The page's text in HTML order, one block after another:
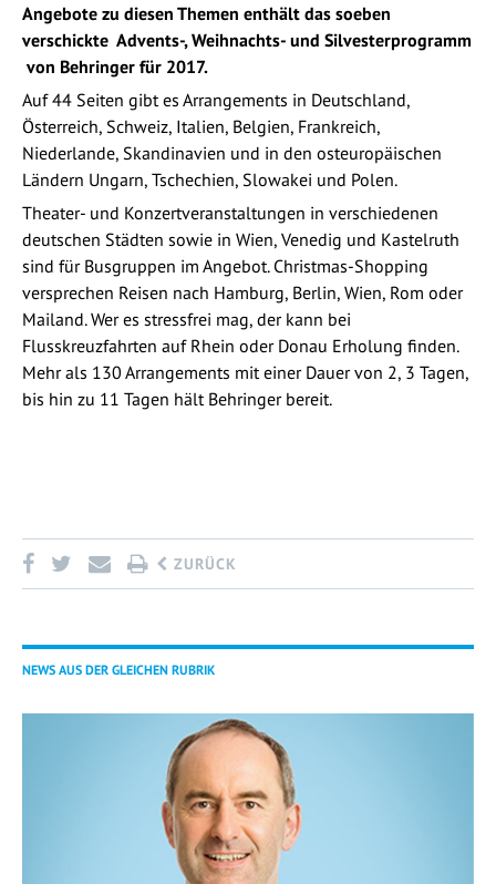
Angebote zu diesen Themen enthält das soeben
verschickte Advents-, Weihnachts- und Silvesterprogramm
von Behringer für 2017.
Auf 44 Seiten gibt es Arrangements in Deutschland,
Österreich, Schweiz, Italien, Belgien, Frankreich,
Niederlande, Skandinavien und in den osteuropäischen
Ländern Ungarn, Tschechien, Slowakei und Polen.
Theater- und Konzertveranstaltungen in verschiedenen
deutschen Städten sowie in Wien, Venedig und Kastelruth
sind für Busgruppen im Angebot. Christmas-Shopping
versprechen Reisen nach Hamburg, Berlin, Wien, Rom oder
Mailand. Wer es stressfrei mag, der kann bei
Flusskreuzfahrten auf Rhein oder Donau Erholung finden.
Mehr als 130 Arrangements mit einer Dauer von 2, 3 Tagen,
bis hin zu 11 Tagen hält Behringer bereit.
ZURÜCK
NEWS AUS DER GLEICHEN RUBRIK